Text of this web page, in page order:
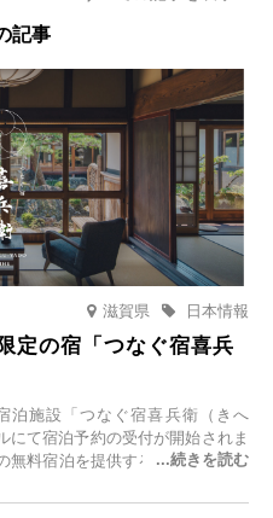
記事
滋賀県 日本情報
定の宿「つなぐ宿喜兵
泊施設「つなぐ宿喜兵衛（きへ
にて宿泊予約の受付が開始されま
無料宿泊を提供するキャンペーン
な人との特別な時間を体験いただ